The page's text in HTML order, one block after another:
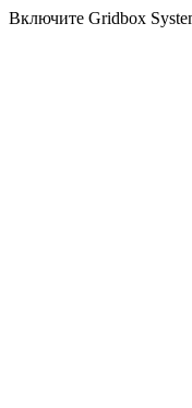
Включите Gridbox